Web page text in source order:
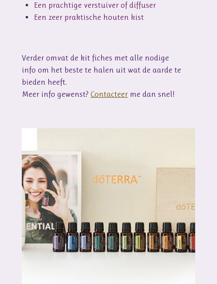
Een prachtige verstuiver of diffuser
Een zeer praktische houten kist
Verder omvat de kit fiches met alle nodige
info om het beste te halen uit wat de aarde te
bieden heeft.
Meer info gewenst? Contacteer me dan snel!